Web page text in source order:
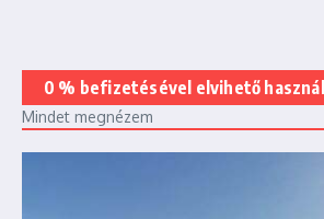
0 % befizetésével elvihető
Mindet megnézem